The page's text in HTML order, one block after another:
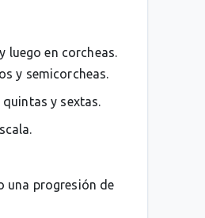
luego en corcheas.
y semicorcheas.
y sextas.
una progresión de